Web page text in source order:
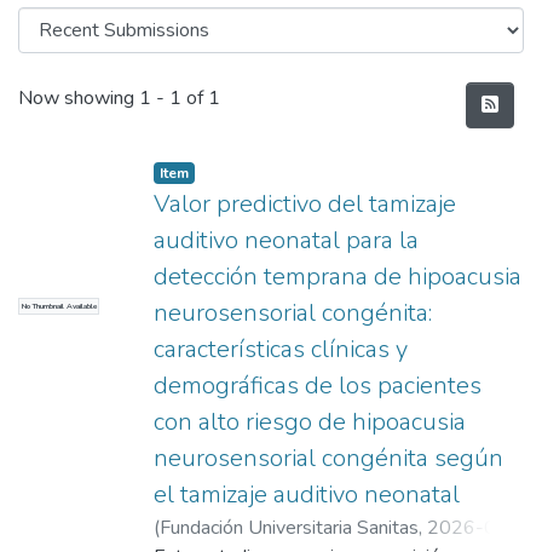
Recent Submissions
Now showing 1 - 1 of 1
No Thumbnail Available
Item
Valor predictivo del tamizaje
auditivo neonatal para la
detección temprana de hipoacusia
neurosensorial congénita:
características clínicas y
demográficas de los pacientes
con alto riesgo de hipoacusia
neurosensorial congénita según
el tamizaje auditivo neonatal
(Fundación Universitaria Sanitas, 2026-07-